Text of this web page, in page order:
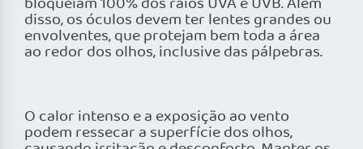
disso, os óculos devem ter lentes grandes ou
envolventes, que protejam bem toda a área
ao redor dos olhos, inclusive das pálpebras.
O calor intenso e a exposição ao vento
podem ressecar a superfície dos olhos,